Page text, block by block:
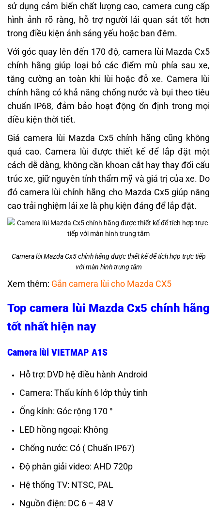
sử dụng cảm biến chất lượng cao, camera cung cấp
hình ảnh rõ ràng, hỗ trợ người lái quan sát tốt hơn
trong điều kiện ánh sáng yếu hoặc ban đêm.
Với góc quay lên đến 170 độ, camera lùi Mazda Cx5
chính hãng giúp loại bỏ các điểm mù phía sau xe,
tăng cường an toàn khi lùi hoặc đỗ xe. Camera lùi
chính hãng có khả năng chống nước và bụi theo tiêu
chuẩn IP68, đảm bảo hoạt động ổn định trong mọi
điều kiện thời tiết.
Giá camera lùi Mazda Cx5 chính hãng cũng không
quá cao. Camera lùi được thiết kế để lắp đặt một
cách dễ dàng, không cần khoan cắt hay thay đổi cấu
trúc xe, giữ nguyên tính thẩm mỹ và giá trị của xe. Do
đó camera lùi chính hãng cho Mazda Cx5 giúp nâng
cao trải nghiệm lái xe là phụ kiện đáng để lắp đặt.
Camera lùi Mazda Cx5 chính hãng được thiết kế để tích hợp trực tiếp
với màn hình trung tâm
Xem thêm: Gắn camera lùi cho Mazda CX5
Top camera lùi Mazda Cx5 chính hãng
tốt nhất hiện nay
Camera lùi VIETMAP A1S
Hỗ trợ: DVD hệ điều hành Android
Camera: Thấu kính 6 lớp thủy tinh
Ống kính: Góc rộng 170 °
LED hồng ngoại: Không
Chống nước: Có ( Chuẩn IP67)
Độ phân giải video: AHD 720p
Hệ thống TV: NTSC, PAL
Nguồn điện: DC 6 – 48 V